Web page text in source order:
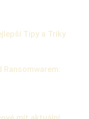
Tipy a Triky